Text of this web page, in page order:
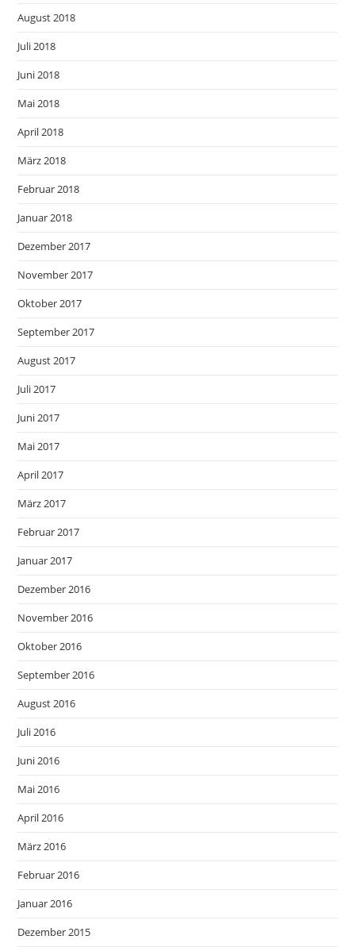
August 2018
Juli 2018
Juni 2018
Mai 2018
April 2018
März 2018
Februar 2018
Januar 2018
Dezember 2017
November 2017
Oktober 2017
September 2017
August 2017
Juli 2017
Juni 2017
Mai 2017
April 2017
März 2017
Februar 2017
Januar 2017
Dezember 2016
November 2016
Oktober 2016
September 2016
August 2016
Juli 2016
Juni 2016
Mai 2016
April 2016
März 2016
Februar 2016
Januar 2016
Dezember 2015